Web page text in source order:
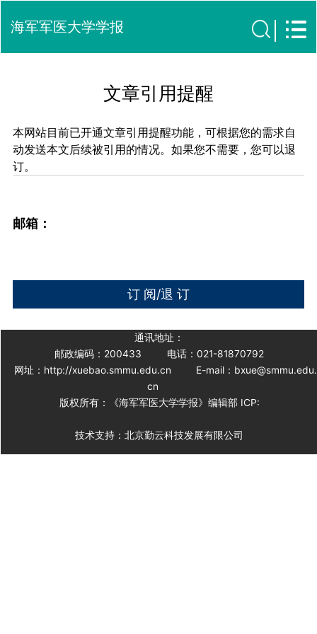
海军军医大学学报
文章引用提醒
本网站目前已开通文章引用提醒功能，可根据您的需求自
动发送本文后续被引用的情况。如果您不需要，您可以退
订。
邮箱：
通讯地址：
邮政编码：200433
电话：021-81870792
网址：http://xuebao.smmu.edu.cn
E-mail：bxue@smmu.edu.
cn
版权所有：《海军军医大学学报》编辑部 ICP:
技术支持：北京勤云科技发展有限公司